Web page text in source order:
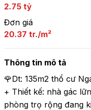
2.75 tỷ
Đơn giá
20.37 tr./m²
Thông tin mô tả
🌹Dt: 135m2 thổ cư
+ Thiết kế: nhà gác
phòng trọ rộng đang